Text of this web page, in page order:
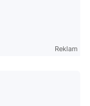
Reklam